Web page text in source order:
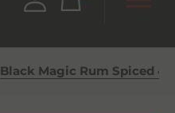
Black Magic Rum Spiced